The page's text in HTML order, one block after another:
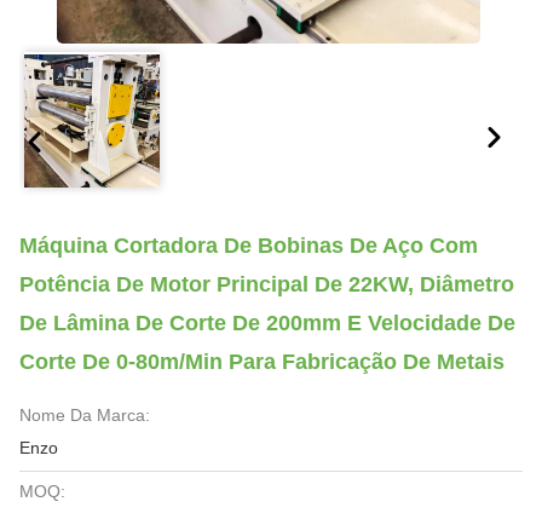
Máquina Cortadora De Bobinas De Aço Com
Potência De Motor Principal De 22KW, Diâmetro
De Lâmina De Corte De 200mm E Velocidade De
Corte De 0-80m/min Para Fabricação De Metais
Nome Da Marca:
Enzo
MOQ: